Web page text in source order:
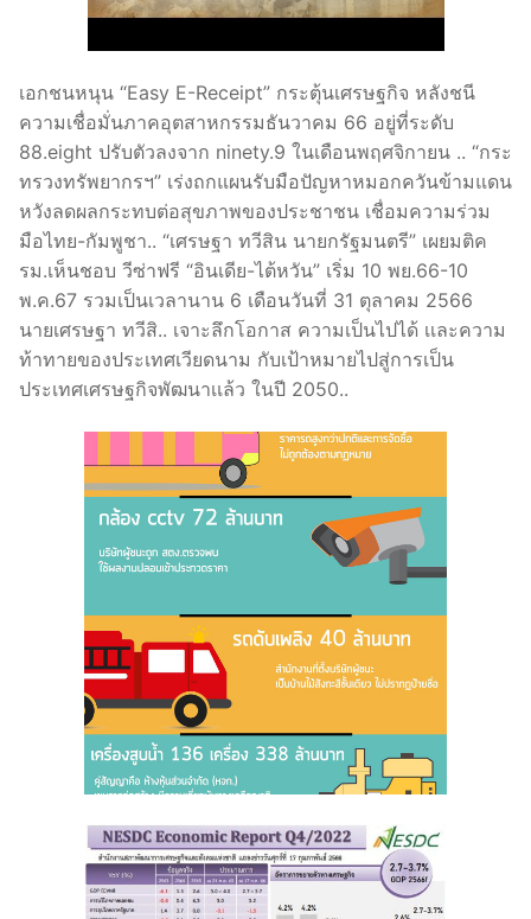
เอกชนหนุน “Easy E-Receipt” กระตุ้นเศรษฐกิจ หลังชนี
ความเชื่อมั่นภาคอุตสาหกรรมธันวาคม 66 อยู่ที่ระดับ
88.eight ปรับตัวลงจาก ninety.9 ในเดือนพฤศจิกายน .. “กระ
ทรวงทรัพยากรฯ” เร่งถกแผนรับมือปัญหาหมอกควันข้ามแดน
หวังลดผลกระทบต่อสุขภาพของประชาชน เชื่อมความร่วม
มือไทย-กัมพูชา.. “เศรษฐา ทวีสิน นายกรัฐมนตรี” เผยมติค
รม.เห็นชอบ วีซ่าฟรี “อินเดีย-ไต้หวัน” เริ่ม 10 พย.66-10
พ.ค.67 รวมเป็นเวลานาน 6 เดือนวันที่ 31 ตุลาคม 2566
นายเศรษฐา ทวีสิ.. เจาะลึกโอกาส ความเป็นไปได้ เเละความ
ท้าทายของประเทศเวียดนาม กับเป้าหมายไปสู่การเป็น
ประเทศเศรษฐกิจพัฒนาเเล้ว ในปี 2050..